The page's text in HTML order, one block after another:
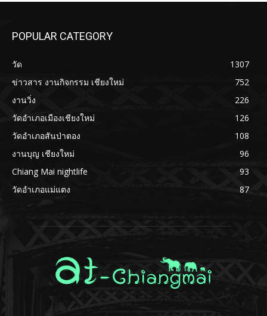
POPULAR CATEGORY
วัด
1307
ข่าวสาร งานกิจกรรม เชียงใหม่
752
งานวิ่ง
226
วัดอำเภอเมืองเชียงใหม่
126
วัดอำเภอสันป่าตอง
108
งานบุญ เชียงใหม่
96
Chiang Mai nightlife
93
วัดอำเภอแม่แตง
87